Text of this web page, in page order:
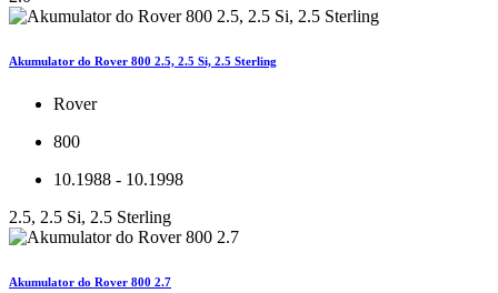
Akumulator do Rover 800 2.5, 2.5 Si, 2.5 Sterling
Rover
800
10.1988 - 10.1998
2.5, 2.5 Si, 2.5 Sterling
Akumulator do Rover 800 2.7